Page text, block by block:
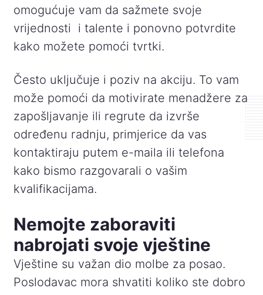
omogućuje vam da sažmete svoje
vrijednosti i talente i ponovno potvrdite
kako možete pomoći tvrtki.
Često uključuje i poziv na akciju. To vam
može pomoći da motivirate menadžere za
zapošljavanje ili regrute da izvrše
određenu radnju, primjerice da vas
kontaktiraju putem e-maila ili telefona
kako bismo razgovarali o vašim
kvalifikacijama.
Nemojte zaboraviti
nabrojati svoje vještine
Vještine su važan dio molbe za posao.
Poslodavac mora shvatiti koliko ste dobro